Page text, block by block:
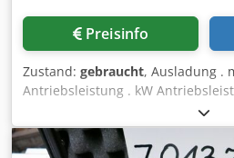
Preisinfo
Zustand: gebraucht, Ausladung .
Antriebsleistung . kW
Gesamtleistungsbedarf . kW
Raumbedarf ca. . m 181-187 Die
Hersteller- bzw.